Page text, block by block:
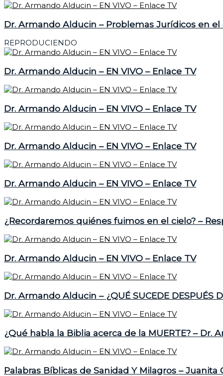
Dr. Armando Alducin – Problemas Jurídicos en
REPRODUCIENDO
Dr. Armando Alducin – EN VIVO – Enlace TV
Dr. Armando Alducin – EN VIVO – Enlace TV
Dr. Armando Alducin – EN VIVO – Enlace TV
Dr. Armando Alducin – EN VIVO – Enlace TV
¿Recordaremos quiénes fuimos en el cielo? –
Dr. Armando Alducin – EN VIVO – Enlace TV
Dr. Armando Alducin – ¿QUÉ SUCEDE DESPUÉS
¿Qué habla la Biblia acerca de la MUERTE? – Dr.
Palabras Bíblicas de Sanidad Y Milagros – Juanita